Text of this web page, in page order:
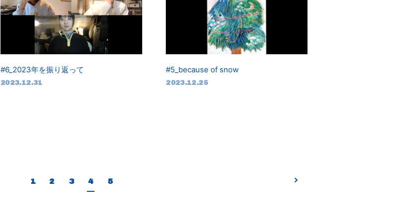
#6_2023年を振り返って
2023.12.31
#5_because of snow
2023.12.25
1 2 3 4 5